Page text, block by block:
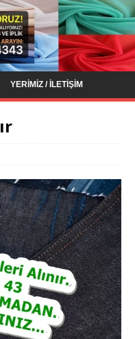
YERIMIZ / İLETIŞIM